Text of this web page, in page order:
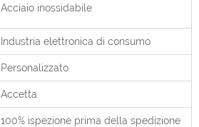
Acciaio inossidabile
Industria elettronica di consumo
Personalizzato
Accetta
100% ispezione prima della spedizione